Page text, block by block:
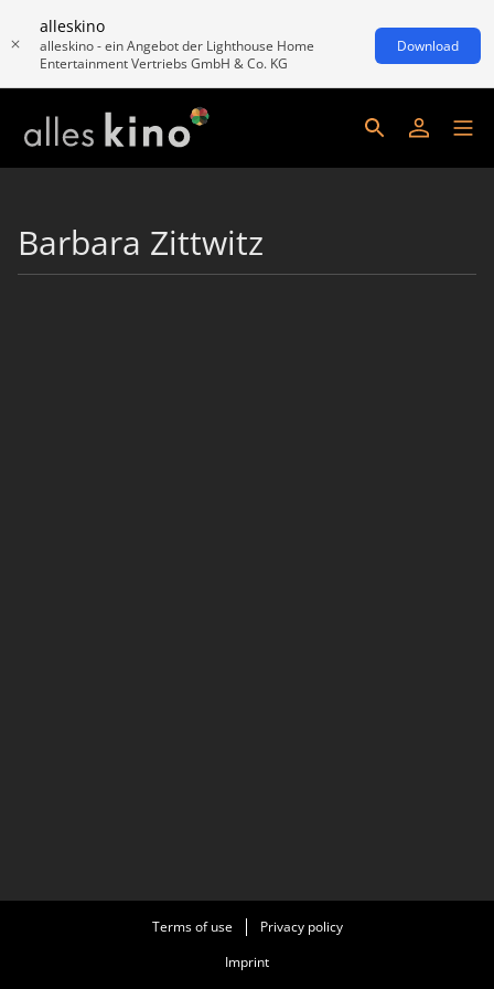
alleskino
alleskino - ein Angebot der Lighthouse Home
Entertainment Vertriebs GmbH & Co. KG
Download
Barbara Zittwitz
Terms of use
Privacy policy
Imprint